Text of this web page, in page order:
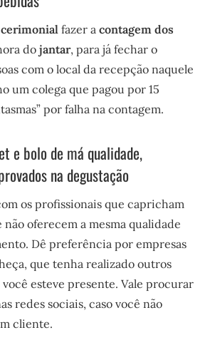
cerimonialfazer acontagem dos
dojantar, para já fechar o
com o local da recepção naquele
um colega que pagou por 15
por falha na contagem.
e bolo de má qualidade,
na degustação
os profissionais que capricham
não oferecem a mesma qualidade
Dê preferência por empresas
que tenha realizado outros
esteve presente. Vale procurar
redes sociais, caso você não
cliente.